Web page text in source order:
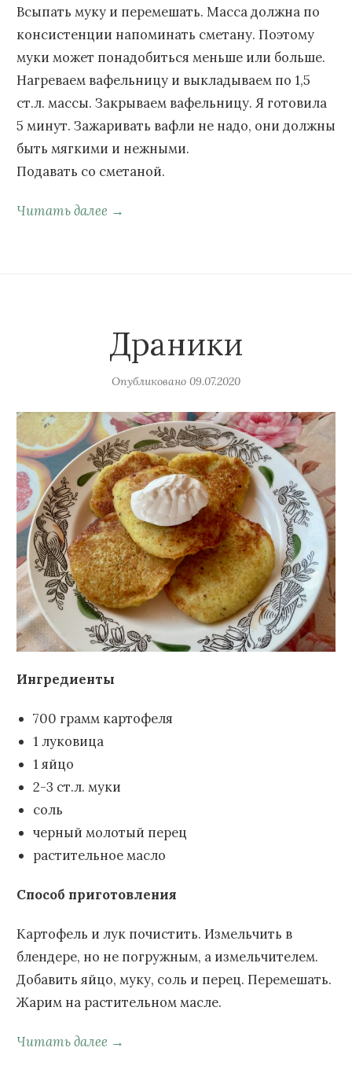
Всыпать муку и перемешать. Масса должна по
консистенции напоминать сметану. Поэтому
муки может понадобиться меньше или больше.
Нагреваем вафельницу и выкладываем по 1,5
ст.л. массы. Закрываем вафельницу. Я готовила
5 минут. Зажаривать вафли не надо, они должны
быть мягкими и нежными.
Подавать со сметаной.
Читать далее →
Драники
Опубликовано 09.07.2020
Ингредиенты
700 грамм картофеля
1 луковица
1 яйцо
2-3 ст.л. муки
соль
черный молотый перец
растительное масло
Способ приготовления
Картофель и лук почистить. Измельчить в
блендере, но не погружным, а измельчителем.
Добавить яйцо, муку, соль и перец. Перемешать.
Жарим на растительном масле.
Читать далее →